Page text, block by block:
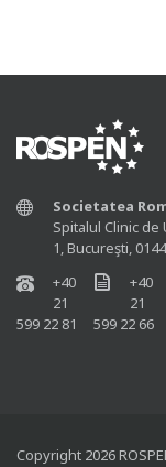
Societatea
Spitalul Clinic de
1, Bucureşti,
+40
21
599 22 81
+40
21
599 22 66
Copyright 2026